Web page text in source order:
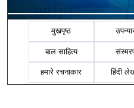
मुखपृष्ठ
बाल साहित्य
हमारे रचनाकार हिंदी